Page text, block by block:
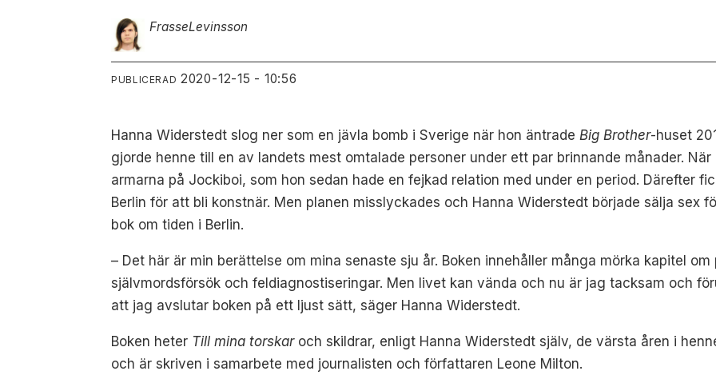
FrasseLevinsson
PUBLICERAD 2020-12-15 - 10:56
Hanna Widerstedt slog ner som en jävla bomb i Sverige när hon äntrade Big Brother-huset
gjorde henne till en av landets mest omtalade personer under ett par brinnande månader.
armarna på Jockiboi, som hon sedan hade en fejkad relation med under en period. Därefter
Berlin för att bli konstnär. Men planen misslyckades och Hanna Widerstedt började sälja sex
bok om tiden i Berlin.
– Det här är min berättelse om mina senaste sju år. Boken innehåller många mörka kapitel
självmordsförsök och feldiagnostiseringar. Men livet kan vända och nu är jag tacksam och
att jag avslutar boken på ett ljust sätt, säger Hanna Widerstedt.
Boken heter Till mina torskaroch skildrar, enligt Hanna Widerstedt själv, de värsta åren i
och är skriven i samarbete med journalisten och författaren Leone Milton.